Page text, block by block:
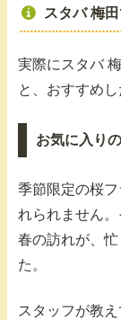
スタバ 梅
実際にスタバ
と、おすすめ
お気に入り
季節限定の桜
れられません
春の訪れが、
た。
スタッフが教